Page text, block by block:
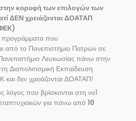
κορυφή των επιλογών των
ΔΕΝ χρειάζονται ΔΟΑΤΑΠ
προγράμματα που
από το Πανεπιστήμιο Πατρών σε
Λευκωσίας πάνω στην
Διαπολιτισμική Εκπαίδευση
και δεν χρειάζονται ΔΟΑΤΑΠ!
λόγος που βρίσκονται στη νο1
για πάνω από 10